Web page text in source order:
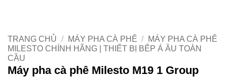
TRANG CHỦ / MÁY PHA CÀ PHÊ /
MÁY PHA CÀ PHÊ
MILESTO CHÍNH HÃNG | THIẾT BỊ BẾP Á ÂU TOÀN
CẦU
Máy pha cà phê Milesto M19 1 Group